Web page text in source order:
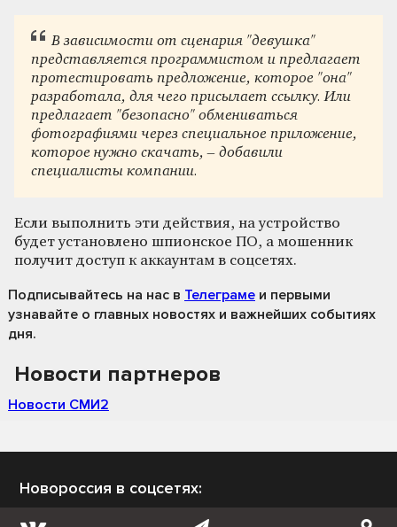
В зависимости от сценария "девушка"
представляется программистом и предлагает
протестировать предложение, которое "она"
разработала, для чего присылает ссылку. Или
предлагает "безопасно" обмениваться
фотографиями через специальное приложение,
которое нужно скачать, – добавили
специалисты компании.
Если выполнить эти действия, на устройство
будет установлено шпионское ПО, а мошенник
получит доступ к аккаунтам в соцсетях.
Подписывайтесь на нас в Телеграме и первыми
узнавайте о главных новостях и важнейших событиях
дня.
Новости партнеров
Новости СМИ2
Новороссия в соцсетях: